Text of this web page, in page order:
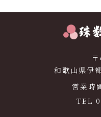
和歌山県伊
営業時
TEL